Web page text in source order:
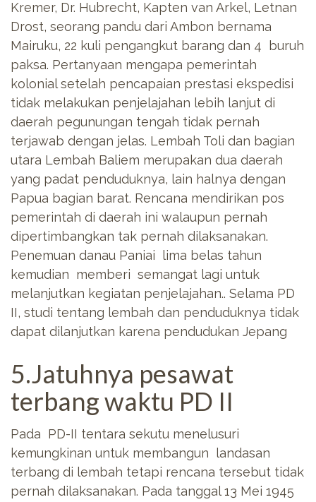
Kremer, Dr. Hubrecht, Kapten van Arkel, Letnan
Drost, seorang pandu dari Ambon bernama
Mairuku, 22 kuli pengangkut barang dan 4 buruh
paksa. Pertanyaan mengapa pemerintah
kolonial setelah pencapaian prestasi ekspedisi
tidak melakukan penjelajahan lebih lanjut di
daerah pegunungan tengah tidak pernah
terjawab dengan jelas. Lembah Toli dan bagian
utara Lembah Baliem merupakan dua daerah
yang padat penduduknya, lain halnya dengan
Papua bagian barat. Rencana mendirikan pos
pemerintah di daerah ini walaupun pernah
dipertimbangkan tak pernah dilaksanakan.
Penemuan danau Paniai lima belas tahun
kemudian memberi semangat lagi untuk
melanjutkan kegiatan penjelajahan.. Selama PD
II, studi tentang lembah dan penduduknya tidak
dapat dilanjutkan karena pendudukan Jepang
5.Jatuhnya pesawat
terbang waktu PD II
Pada PD-II tentara sekutu menelusuri
kemungkinan untuk membangun landasan
terbang di lembah tetapi rencana tersebut tidak
pernah dilaksanakan. Pada tanggal 13 Mei 1945